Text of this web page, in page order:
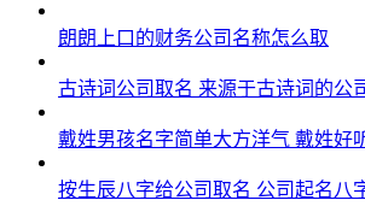
朗朗上口的财务公司名称怎么取
古诗词公司取名 来源于古诗词的公
戴姓男孩名字简单大方洋气 戴姓好
按生辰八字给公司取名 公司起名八